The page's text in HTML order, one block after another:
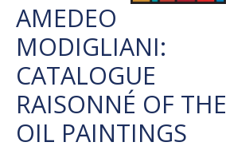
AMEDEO
MODIGLIANI:
CATALOGUE
RAISONNÉ OF THE
OIL PAINTINGS